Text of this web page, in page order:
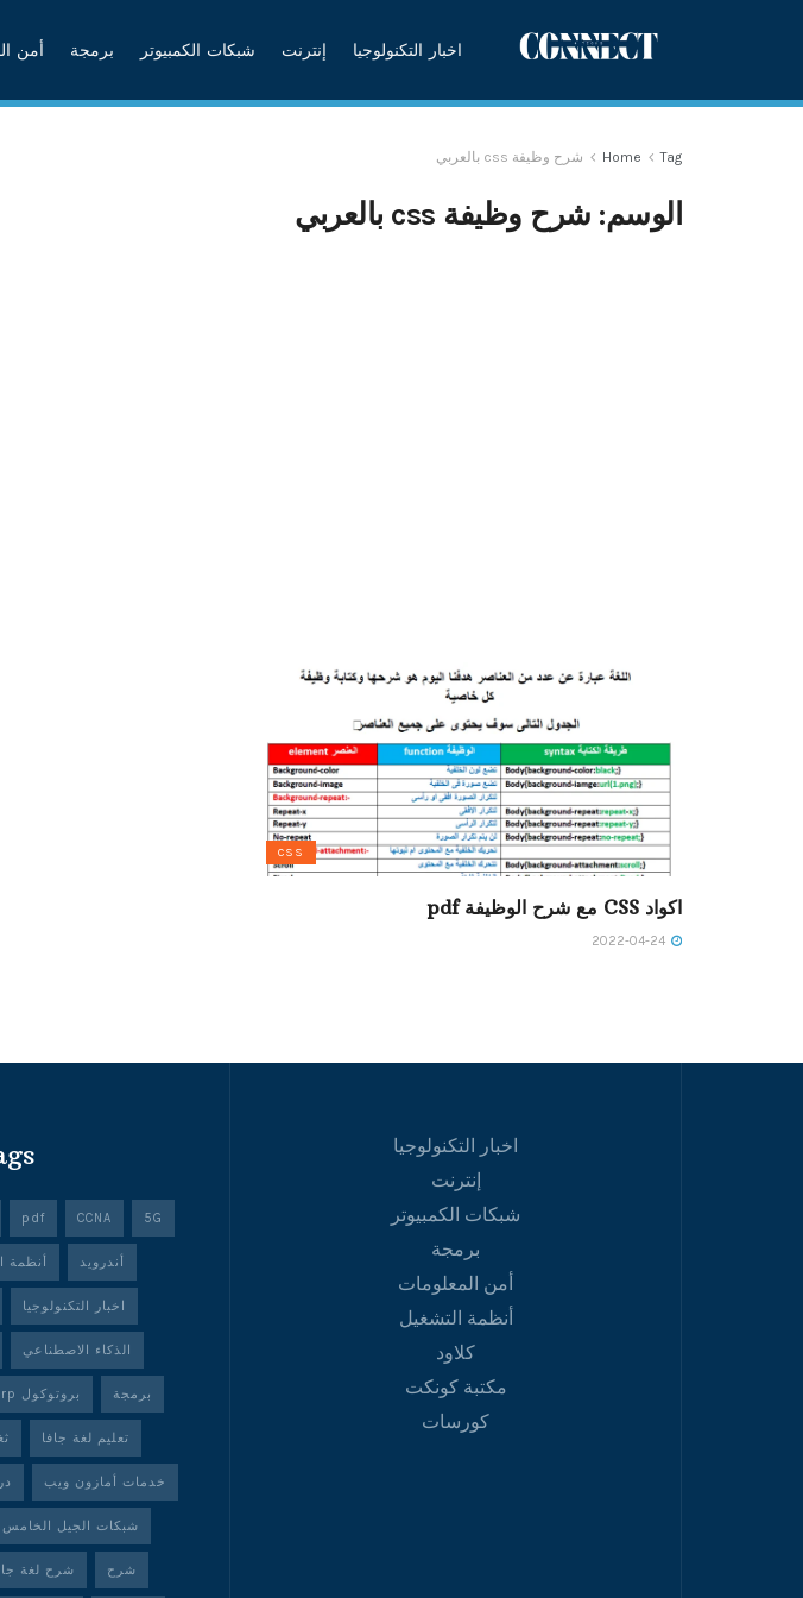
اخبار التكنولوجيا إنترنت شبكات الكمبيوتر برمجة أمن
Home Tag شرح وظيفة css بالعربي
الوسم: شرح وظيفة css بالعربي
CSS
اكواد CSS مع شرح الوظيفة pdf
اخبار التكنولوجيا
إنترنت
شبكات الكمبيوتر
برمجة
أمن المعلومات
أنظمة التشغيل
كلاود
مكتبة كونكت
كورسات
5G
CCNA
pdf
أندرويد أنظمة
اخبار التكنولوجيا
الذكاء الاصطناعي
برمجة بروتوكول eigrp
تعليم لغة جافا
خدمات أمازون ويب
شبكات الجيل الخامس
شرح شرح لغة